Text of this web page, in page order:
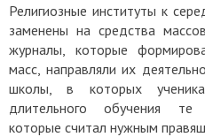
Религиозные институты к
заменены на средства
журналы, которые
масс, направляли их
школы, в которых
длительного обучения те
которые считал нужным